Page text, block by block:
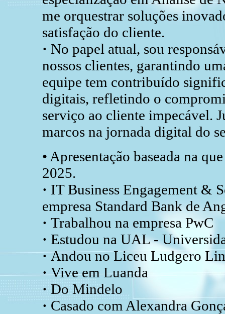
me orquestrar soluções
satisfação do cliente.
· No papel atual, sou
nossos clientes, garantindo
equipe tem contribuído
digitais, refletindo o
serviço ao cliente impecável.
marcos na jornada digital do
• Apresentação baseada na
2025.
· IT Business Engagement &
empresa Standard Bank de
· Trabalhou na empresa PwC
· Estudou na UAL -
·Andou no Liceu Ludgero
·Vive em Luanda
· Do Mindelo
· Casado com Alexandra